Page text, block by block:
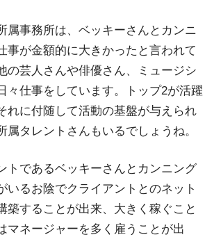
属事務所は、ベッキーさんとカンニ
事が金額的に大きかったと言われて
の芸人さんや俳優さん、ミュージシ
々仕事をしています。トップ2が活躍
れに付随して活動の基盤が与えられ
属タレントさんもいるでしょうね。
トであるベッキーさんとカンニング
いるお陰でクライアントとのネット
築することが出来、大きく稼ぐこと
マネージャーを多く雇うことが出